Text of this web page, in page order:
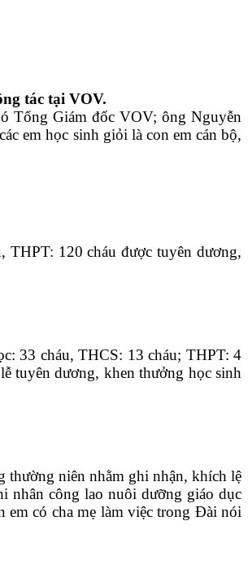
tác tại VOV.
Tổng Giám đốc VOV; ông Nguyễn
em học sinh giỏi là con em cán bộ,
THPT: 120 cháu được tuyên dương,
33 cháu, THCS: 13 cháu; THPT: 4
tuyên dương, khen thưởng học sinh
thường niên nhằm ghi nhận, khích lệ
nhân công lao nuôi dưỡng giáo dục
em có cha mẹ làm việc trong Đài nói